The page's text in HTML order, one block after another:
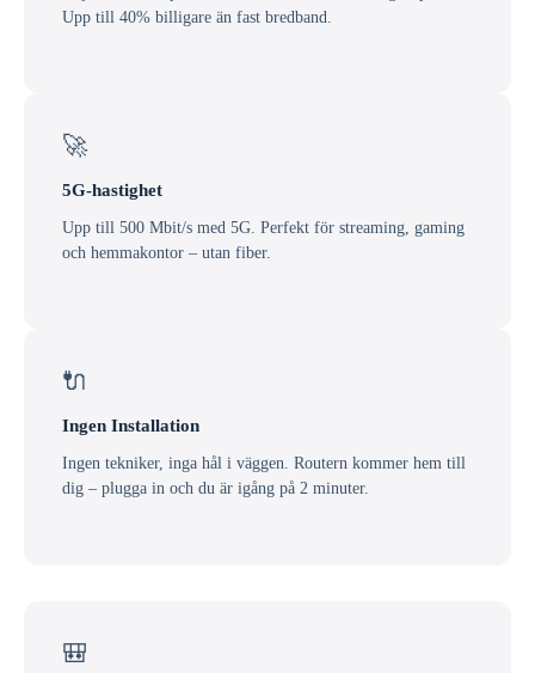
Upp till 40% billigare än fast bredband.
🚀
5G-hastighet
Upp till 500 Mbit/s med 5G. Perfekt för streaming, gaming
och hemmakontor – utan fiber.
🔌
Ingen Installation
Ingen tekniker, inga hål i väggen. Routern kommer hem till
dig – plugga in och du är igång på 2 minuter.
🎒